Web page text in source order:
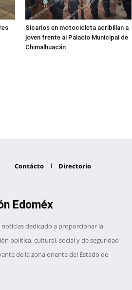
Sicarios en motocicleta acribillan a
joven frente al Palacio Municipal de
Chimalhuacán
Contácto Directorio
Edoméx
noticias dedicado a proporcionar la
política, cultural, social y de seguridad
de la zona oriente del Estado de